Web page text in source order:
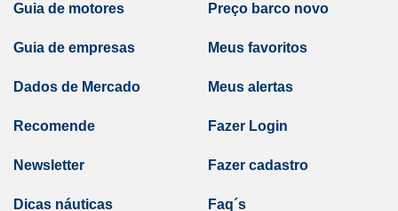
Guia de motores
Guia de empresas
Dados de Mercado
Preço barco novo
Meus favoritos
Meus alertas
Recomende
Newsletter
Dicas náuticas
Fazer Login
Fazer cadastro
Faq´s